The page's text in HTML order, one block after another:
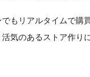
でもリアルタイムで購
気のあるストア作り